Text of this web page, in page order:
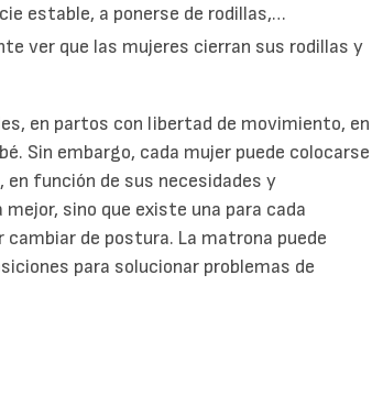
estable, a ponerse de rodillas,…
ver que las mujeres cierran sus rodillas y
en partos con libertad de movimiento, en
Sin embargo, cada mujer puede colocarse
función de sus necesidades y
sino que existe una para cada
de postura. La matrona puede
para solucionar problemas de